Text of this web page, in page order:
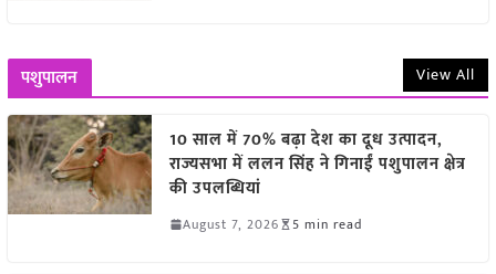
पशुपालन View All
10 साल में 70% बढ़ा देश का दूध उत्पादन,
राज्यसभा में ललन सिंह ने गिनाईं पशुपालन क्षेत्र
की उपलब्धियां
August 7, 2026 5 min read